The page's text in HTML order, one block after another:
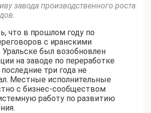
завода производственного роста
что в прошлом году по
с иранскими
был возобновлен
на заводе по переработке
три года не
Местные исполнительные
с бизнес-сообществом
работу по развитию